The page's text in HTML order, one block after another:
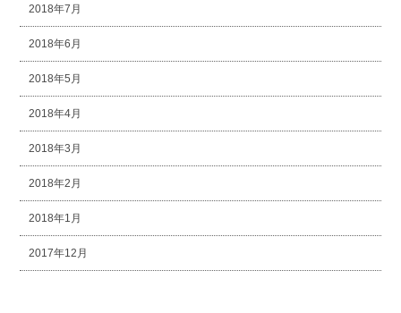
2018年7月
2018年6月
2018年5月
2018年4月
2018年3月
2018年2月
2018年1月
2017年12月